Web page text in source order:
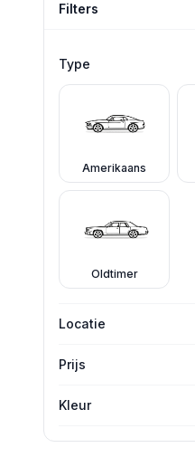
Filters
Type
Amerikaans
Oldtimer
Locatie
Prijs
Kleur
Wit